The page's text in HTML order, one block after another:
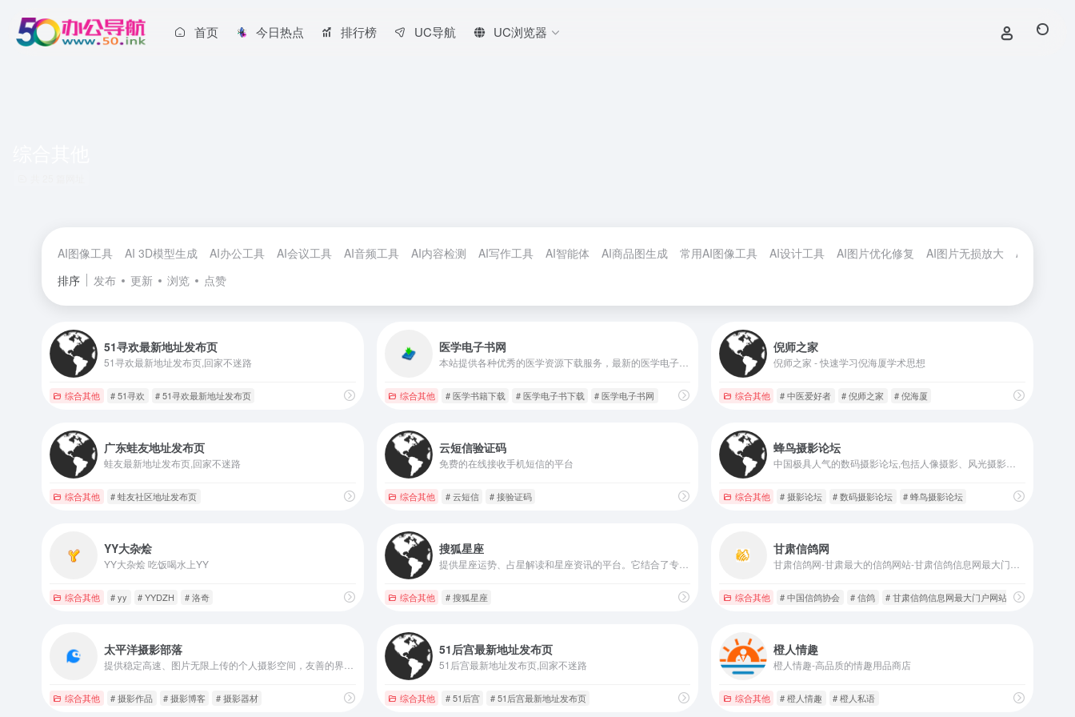
首页 今日热点 排行榜 UC导航 UC浏览器
AI图像工具 AI 3D模型生成 AI办公工具 AI会议工具 AI音频工具 AI内容检测 AI写作工具 AI智能体 AI商品图生成 常用AI图像工具 AI设计工具 AI图片优化修复 AI图片无损放大
AI图片背景
排序
发布 更新 浏览 点赞
51寻欢最新地址发布页
51寻欢最新地址发布页,回家不迷路
综合其他 # 51寻欢 # 51寻欢最新地址发布页
医学电子书网
本站提供各种优秀的医学资源下载服务，最新的医学电子书、视频资源。
综合其他 # 医学书籍下载 # 医学电子书下载 # 医学电子书网
倪师之家
倪师之家 - 快速学习倪海厦学术思想
综合其他 # 中医爱好者 # 倪师之家 # 倪海厦
广东蛙友地址发布页
蛙友最新地址发布页,回家不迷路
综合其他 # 蛙友社区地址发布页
云短信验证码
免费的在线接收手机短信的平台
综合其他 # 云短信 # 接验证码
蜂鸟摄影论坛
综合其他 # 摄影论坛 # 数码摄影论坛 # 蜂鸟摄影论坛
YY大杂烩
YY大杂烩 吃饭喝水上YY
综合其他 # yy # YYDZH # 洛奇
搜狐星座
提供星座运势、占星解读和星座资讯的平台。它结合了专业的占星知识和日常运势预测，内容丰富，专业性强，适合对星座和占星感兴趣的用户。
综合其他 # 搜狐星座
甘肃信鸽网
综合其他 # 中国信鸽协会 # 信鸽 # 甘肃信鸽信息网最大门户网站
太平洋摄影部落
综合其他 # 摄影作品 # 摄影博客 # 摄影器材
51后宫最新地址发布页
51后宫最新地址发布页,回家不迷路
综合其他 # 51后宫 # 51后宫最新地址发布页
橙人情趣
橙人情趣-高品质的情趣用品商店
综合其他 # 橙人情趣 # 橙人私语